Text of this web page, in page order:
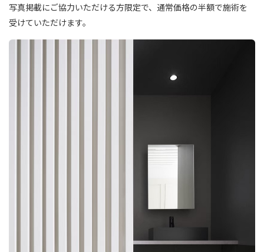
写真掲載にご協力いただける方限定で、通常価格の半額で施術を
受けていただけます。